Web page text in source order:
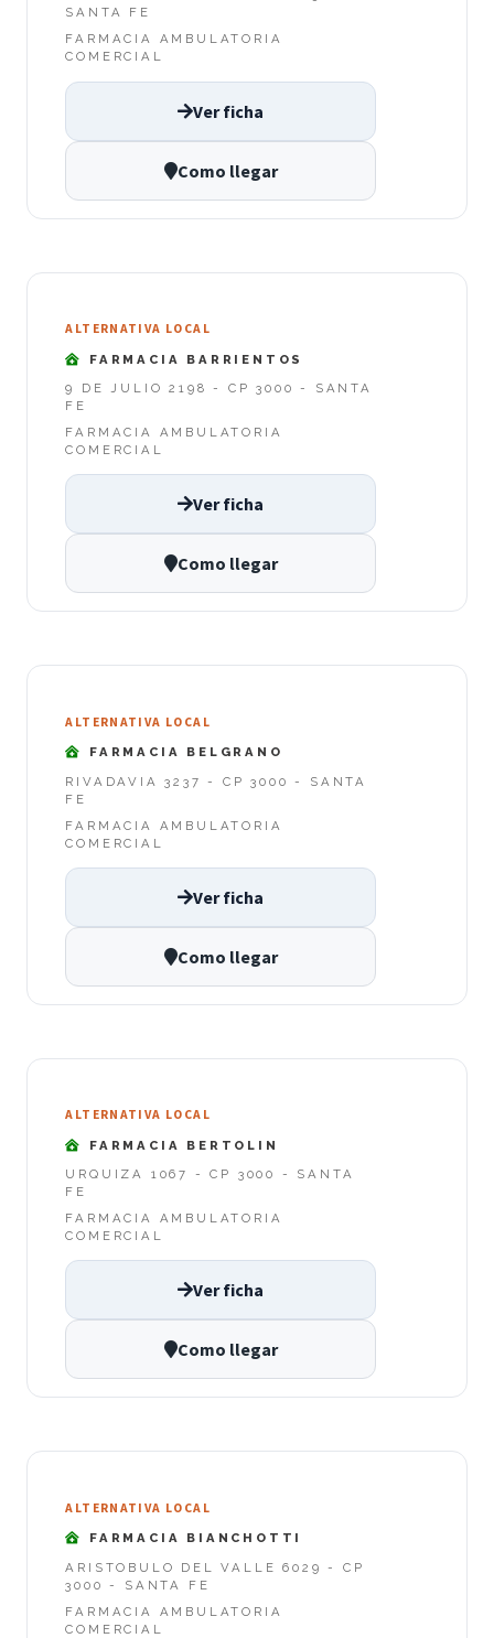
SANTA FE
FARMACIA AMBULATORIA
COMERCIAL
Ver ficha
Como llegar
ALTERNATIVA LOCAL
FARMACIA BARRIENTOS
9 DE JULIO 2198 - CP 3000 - SANTA
FE
FARMACIA AMBULATORIA
COMERCIAL
Ver ficha
Como llegar
ALTERNATIVA LOCAL
FARMACIA BELGRANO
RIVADAVIA 3237 - CP 3000 - SANTA
FE
FARMACIA AMBULATORIA
COMERCIAL
Ver ficha
Como llegar
ALTERNATIVA LOCAL
FARMACIA BERTOLIN
URQUIZA 1067 - CP 3000 - SANTA
FE
FARMACIA AMBULATORIA
COMERCIAL
Ver ficha
Como llegar
ALTERNATIVA LOCAL
FARMACIA BIANCHOTTI
ARISTOBULO DEL VALLE 6029 - CP
3000 - SANTA FE
FARMACIA AMBULATORIA
COMERCIAL